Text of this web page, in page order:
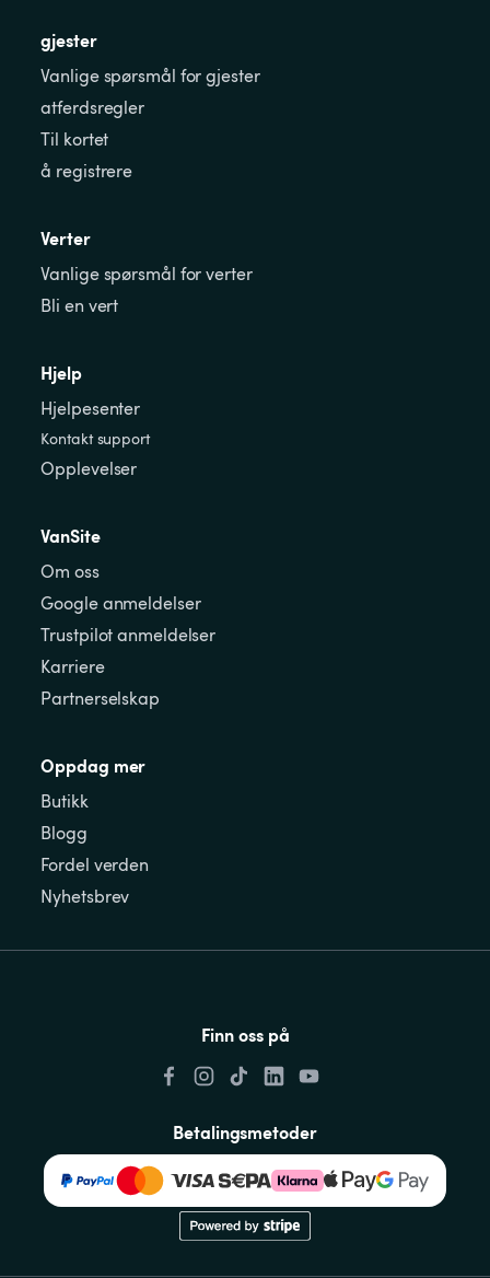
gjester
Vanlige spørsmål for gjester
atferdsregler
Til kortet
å registrere
Verter
Vanlige spørsmål for verter
Bli en vert
Hjelp
Hjelpesenter
Kontakt support
Opplevelser
VanSite
Om oss
Google anmeldelser
Trustpilot anmeldelser
Karriere
Partnerselskap
Oppdag mer
Butikk
Blogg
Fordel verden
Nyhetsbrev
Finn oss på
Betalingsmetoder